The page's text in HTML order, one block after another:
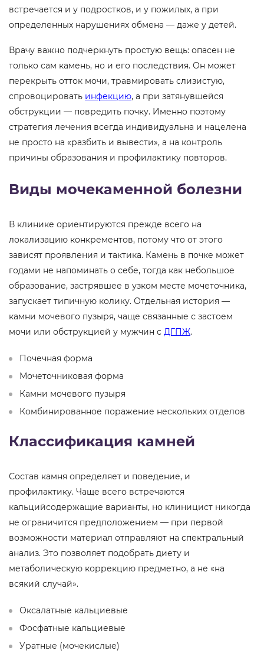
встречается и у подростков, и у пожилых, а при
определенных нарушениях обмена — даже у детей.
Врачу важно подчеркнуть простую вещь: опасен не
только сам камень, но и его последствия. Он может
перекрыть отток мочи, травмировать слизистую,
спровоцировать инфекцию, а при затянувшейся
обструкции — повредить почку. Именно поэтому
стратегия лечения всегда индивидуальна и нацелена
не просто на «разбить и вывести», а на контроль
причины образования и профилактику повторов.
Виды мочекаменной болезни
В клинике ориентируются прежде всего на
локализацию конкрементов, потому что от этого
зависят проявления и тактика. Камень в почке может
годами не напоминать о себе, тогда как небольшое
образование, застрявшее в узком месте мочеточника,
запускает типичную колику. Отдельная история —
камни мочевого пузыря, чаще связанные с застоем
мочи или обструкцией у мужчин с ДГПЖ.
Почечная форма
Мочеточниковая форма
Камни мочевого пузыря
Комбинированное поражение нескольких отделов
Классификация камней
Состав камня определяет и поведение, и
профилактику. Чаще всего встречаются
кальцийсодержащие варианты, но клиницист никогда
не ограничится предположением — при первой
возможности материал отправляют на спектральный
анализ. Это позволяет подобрать диету и
метаболическую коррекцию предметно, а не «на
всякий случай».
Оксалатные кальциевые
Фосфатные кальциевые
Уратные (мочекислые)